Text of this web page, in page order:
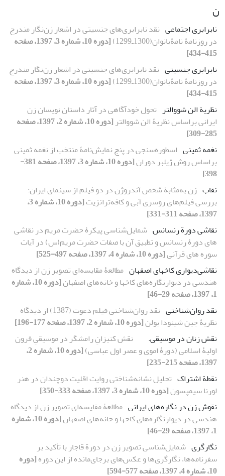
ن
نابرابری اجتماعی نقد نابرابری‌های جنسیتی در اشعار زن‌نگار مندرج
در روزنامۀ نامۀبانوان(1300ـ1299)
[دوره 10، شماره 3، 1397، صفحه
415-434]
نابرابری جنسیتی نقد نابرابری‌های جنسیتی در اشعار زن‌نگار مندرج
در روزنامۀ نامۀبانوان(1300ـ1299)
[دوره 10، شماره 3، 1397، صفحه
415-434]
نظریة الن‏ شووالتر تحول خودآگاهی در آثار داستان‏ نویسان زن
ایرانی براساس نظریۀ الن شووالتر
[دوره 10، شماره 2، 1397، صفحه
285-309]
نغمه ثمینی اسطوره‌سنجی در پنج نمایش‌نامۀ منتخب از نغمه ثمینی
براساس روش ژیلبر دوران
[دوره 10، شماره 3، 1397، صفحه 381-
398]
نقاب زن به‌مثابۀ شخص آندروژن در دو فیلم از سینمای ایران:
بررسی فیلم‌های روسری آبی و کافه‌ترانزیت
[دوره 10، شماره 3،
1397، صفحه 311-331]
نقاشی دورة رنسانس شمایل‌شناسی پیکرۀ حضرت مریم در نقاشی‏
های دورۀ رنسانس و تطبیق آن با صفات حضرت مریم(س) در آیات
سوره‏ های قرآنی[دوره 10، شماره 4، 1397، صفحه 497-525]
نقاشی‌دیواری کاخ‏های اصفهان مطالعۀ مقایسه‌ای تصویر زن از دیدگاه
هندسی در دیوارنگاره‌های کاخ‏ها و خانه‌های اصفهان
[دوره 10، شماره
1، 1397، صفحه 29-46]
نقد روان‌شناختی
نقد روان‌شناختی فیلم دعوت (1387) از دیدگاه
نظریۀ جین شینودا بولن[دوره 10، شماره 2، 1397، صفحه 177-196]
نقش زنان در موسیقی.
نقش کنیزانِ رامشگر در موسیقیِ قرون
اولیۀ اسلامی (دورۀ اموی و عصر اول عباسی)
[دوره 10، شماره 2،
1397، صفحه 215-235]
نقطة اشتراک تحلیل نشانه‌شناختی روایت اقلیت دوچندان در هنر
لورنا سیمپسون[دوره 10، شماره 3، 1397، صفحه 333-350]
نقوش زن در نگاره‌های ایرانی مطالعۀ مقایسه‌ای تصویر زن از دیدگاه
هندسی در دیوارنگاره‌های کاخ‏ها و خانه‌های اصفهان
[دوره 10، شماره
1، 1397، صفحه 29-46]
نگارگری شمایل‌شناسی تصویر زن در دورة قاجار با تأکید بر
سفرنامه‌ها، نگارگری‌ها و عکس‌های برجای‌مانده از این دوره[دوره
10، شماره 4، 1397، صفحه 577-594]